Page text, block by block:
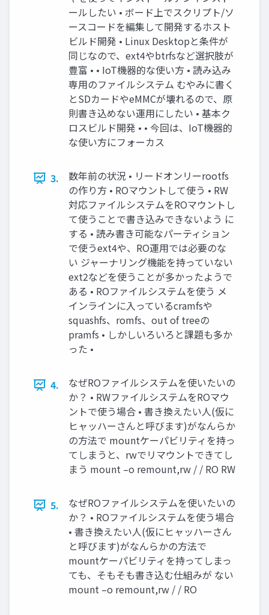
ールしたい • ボード上でスクリプト/ソ
ースコードを編集して開発するホスト
ビルド開発 • Linux Desktopと条件が
同じなので、ext4やbtrfsなど選択肢が
豊富 • • IoT機器的な使い方 • 読み込み
専用のファイルシステム むやみに書く
とSDカードやeMMCが壊れるので、原
則書き込めない運用にしたい • 基本ク
ロスビルド開発 • • 今回は、IoT機器的
な使い方にフォーカス
3.
数年前の状況 • リードオンリーrootfs
の作り方 • ROマウントして使う • RW
対応ファイルシステムをROマウントし
て使うことで書き込みできないよう に
する • 読み書き可能なパーティション
で使うext4や、RO運用では必要のな
い ジャーナリング機能を持っていない
ext2などを使うことが多かったようで
ある • ROファイルシステムを使う メ
インラインに入っているcramfsや
squashfs、romfs、out of treeの
pramfs • しかしいろいろと課題も多か
った •
4.
なぜROファイルシステムを使いたいの
か？ • RWファイルシステムをROマウ
ントで使う場合 • 書き換えたい人(仮に
ヒャッハーさんと呼びます)がなんらか
の方法で mountケーパビリティを持っ
てしまうと、rwでリマウントできてし
まう mount –o remount,rw / / RO RW
5.
なぜROファイルシステムを使いたいの
か？ • ROファイルシステムを使う場合
• 書き換えたい人(仮にヒャッハーさん
と呼びます)がなんらかの方法で
mountケーパビリティを持ってしまっ
ても、そもそも書き込む仕組みが ない
mount –o remount,rw / / RO